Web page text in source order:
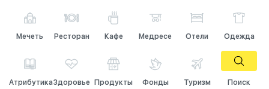
Мечеть Ресторан Кафе Медресе Отели Одежда
АтрибутикаЗдоровье Продукты Фонды Туризм Поиск